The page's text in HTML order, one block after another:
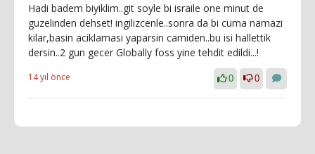
Hadi badem biyiklim..git soyle bi israile one minut de
guzelinden dehset! ingilizcenle..sonra da bi cuma namazi
kilar,basin aciklamasi yaparsin camiden..bu isi hallettik
dersin..2 gun gecer Globally foss yine tehdit edildi...!
14 yıl önce 0 0